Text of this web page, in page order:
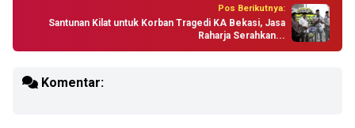
Pos Berikutnya:
Santunan Kilat untuk Korban Tragedi KA Bekasi, Jasa
Raharja Serahkan...
Komentar: